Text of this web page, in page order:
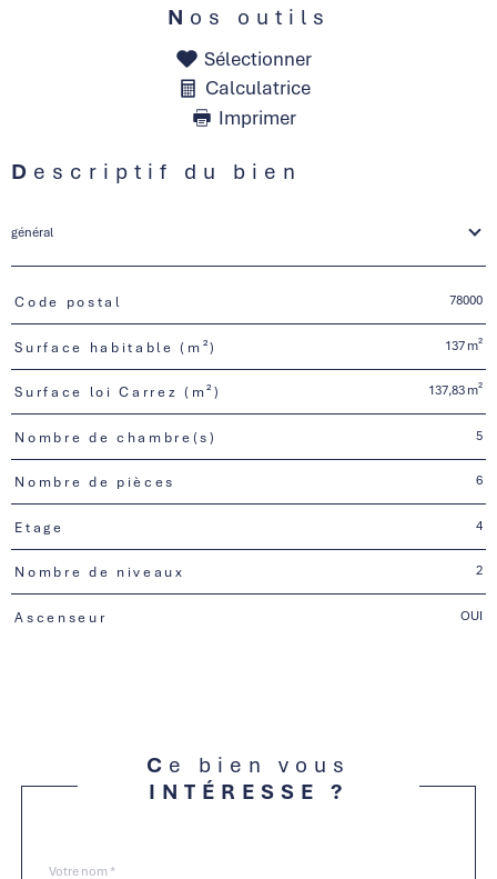
Nos outils
Sélectionner
Calculatrice
Imprimer
Descriptif du bien
général
TRAD_PAMPERO_Caracteristique
Code postal 78000
Surface habitable (m²) 137 m²
Surface loi Carrez (m²) 137,83 m²
Nombre de chambre(s) 5
Nombre de pièces 6
Etage 4
Nombre de niveaux 2
Ascenseur OUI
Ce bien vous
INTÉRESSE ?
*